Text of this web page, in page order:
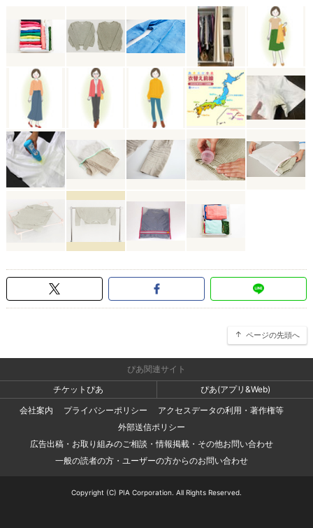
ページの先頭へ
ぴあ関連サイト
チケットぴあ
ぴあ(アプリ&Web)
会社案内
プライバシーポリシー
アクセスデータの利用・著作権等
外部送信ポリシー
広告出稿・お取り組みのご相談・情報掲載・その他お問い合わせ
一般の読者の方・ユーザーの方からのお問い合わせ
Copyright (C) PIA Corporation. All Rights Reserved.